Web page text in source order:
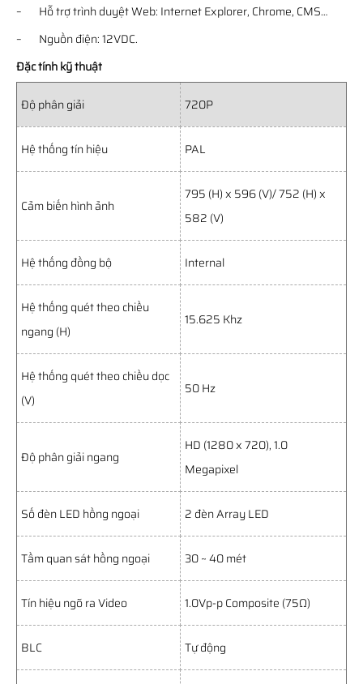
– Hỗ trợ trình duyệt Web: Internet Explorer, Chrome, CMS…
– Nguồn điện: 12VDC.
Đặc tính kỹ thuật
Độ phân giải 720P
Hệ thống tín hiệu PAL
Cảm biến hình ảnh
795 (H) x 596 (V)/ 752 (H) x
582 (V)
Hệ thống đồng bộ Internal
Hệ thống quét theo chiều
ngang (H)
15.625 Khz
Hệ thống quét theo chiều dọc
(V)
50 Hz
Độ phân giải ngang
HD (1280 x 720), 1.0
Megapixel
Số đèn LED hồng ngoại 2 đèn Array LED
Tầm quan sát hồng ngoại 30 ~ 40 mét
Tín hiệu ngõ ra Video 1.0Vp-p Composite (75Ω)
BLC Tự động